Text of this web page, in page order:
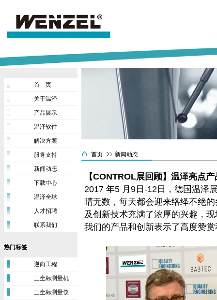
首 页
关于温泽
产品展示
温泽软件
解决方案
服务支持
新闻动态
下载中心
温泽全球
人才招聘
联系我们
热门标签
逆向工程
三坐标测量机
三坐标测量仪
首页 新闻动态
【CONTROL展回顾】温泽亮点
2017 年5 月9日-12日，德国温泽
睛无数，每天都会迎来络绎不绝
及创新技术充满了浓厚的兴趣，
我们的产品和创新表示了高度赞